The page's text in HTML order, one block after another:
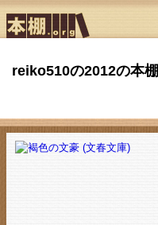
reiko510の2012の本棚